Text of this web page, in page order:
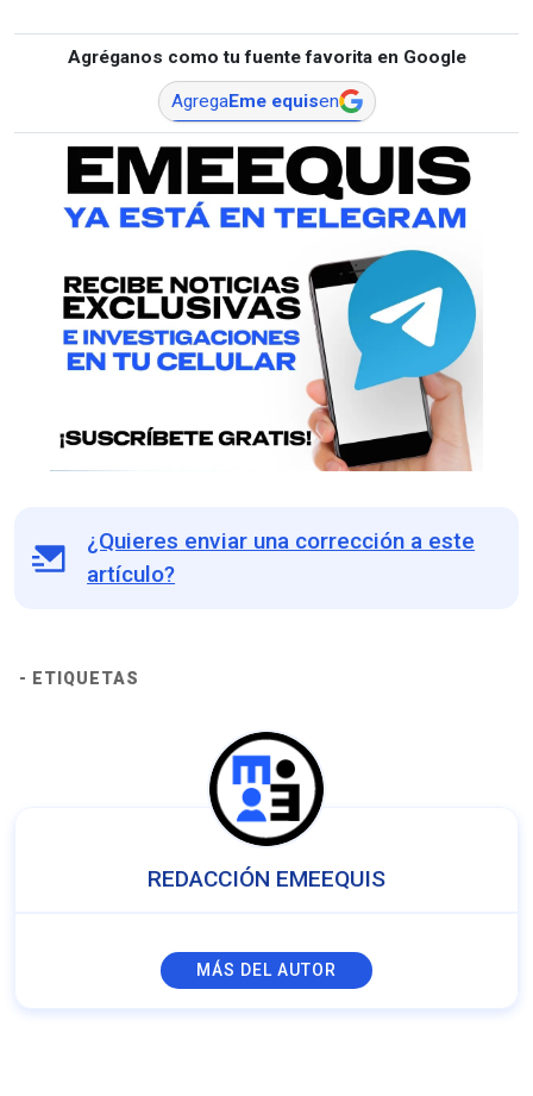
Agréganos como tu fuente favorita en Google
AgregaEme equisen
¿Quieres enviar una corrección a este
artículo?
- ETIQUETAS
REDACCIÓN EMEEQUIS
MÁS DEL AUTOR